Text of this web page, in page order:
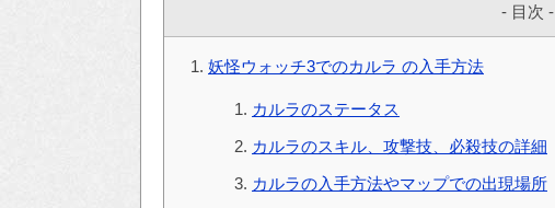
- 目次 -
妖怪ウォッチ3でのカルラ の入手方法
カルラのステータス
カルラのスキル、攻撃技、必殺技の詳細
カルラの入手方法やマップでの出現場所